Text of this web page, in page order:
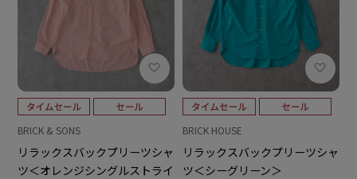
BRICK & SONS
リラックスバックプリーツシャ
ツ＜オレンジシングルストライ
BRICK HOUSE
リラックスバックプリーツシャ
ツ＜シーグリーン＞